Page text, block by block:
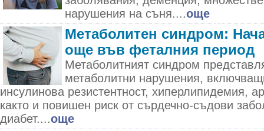
нарушения на съня....още
Метаболитен синдром:
още във феталния период
Метаболитният синдром
метаболитни нарушения,
инсулинова резистентност, хиперлипидемия,
както и повишен риск от сърдечно-съдови
диабет....още